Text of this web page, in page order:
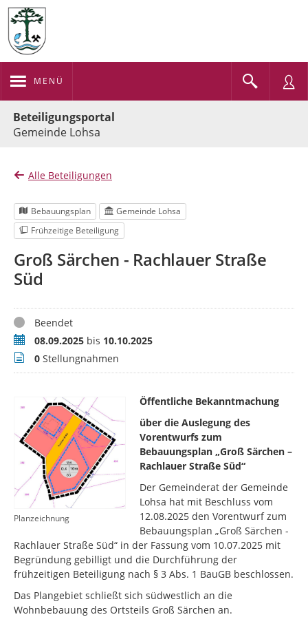
MENÜ
Beteiligungsportal
Gemeinde Lohsa
Alle Beteiligungen
Bebauungsplan
Gemeinde Lohsa
Frühzeitige Beteiligung
Groß Särchen - Rachlauer Straße
Süd
StatusBeendet
Zeitraum08.09.2025 bis 10.10.2025
Stellungnahmen
0 Stellungnahmen
Planzeichnung
Öffentliche Bekanntmachung
über die Auslegung des
Vorentwurfs zum
Bebauungsplan „Groß Särchen –
Rachlauer Straße Süd“
Der Gemeinderat der Gemeinde
Lohsa hat mit Beschluss vom
12.08.2025 den Vorentwurf zum
Bebauungsplan „Groß Särchen -
Rachlauer Straße Süd“ in der Fassung vom 10.07.2025 mit
Begründung gebilligt und die Durchführung der
frühzeitigen Beteiligung nach § 3 Abs. 1 BauGB beschlossen.
Das Plangebiet schließt sich südwestlich an die
Wohnbebauung des Ortsteils Groß Särchen an.